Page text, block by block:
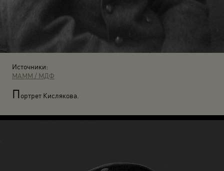
Источники:
МАММ / МДФ
Портрет Кислякова.